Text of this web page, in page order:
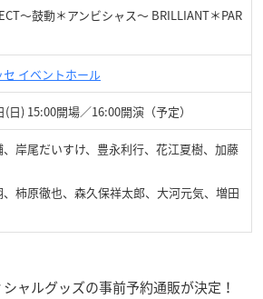
～鼓動＊アンビシャス～ BRILLIANT＊PAR
イベントホール
(日) 15:00開場／16:00開演（予定）
岸尾だいすけ、豊永利行、花江夏樹、加藤
、柿原徹也、森久保祥太郎、大河元気、増田
ャルグッズの事前予約通販が決定！